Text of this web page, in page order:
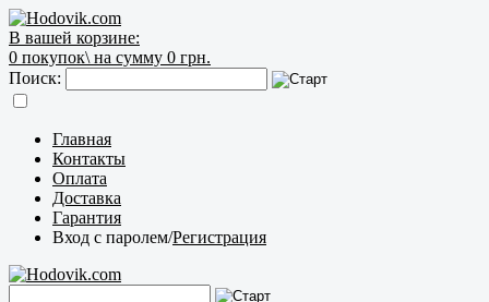
В вашей корзине:
0 покупок\ на сумму 0 грн.
Поиск:
Главная
Контакты
Оплата
Доставка
Гарантия
Вход с паролем/Регистрация